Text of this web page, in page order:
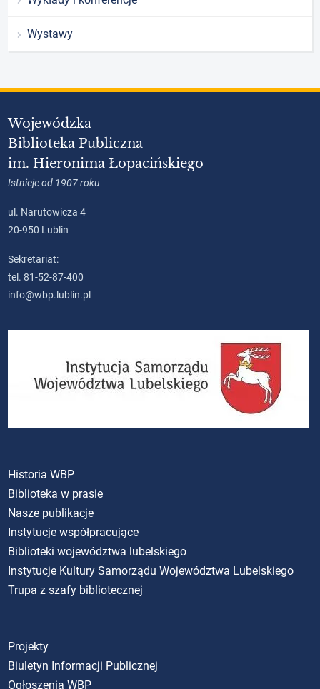
Wystawy
Wojewódzka
Biblioteka Publiczna
im. Hieronima Łopacińskiego
Istnieje od 1907 roku
ul. Narutowicza 4
20-950 Lublin
Sekretariat:
tel. 81-52-87-400
info@wbp.lublin.pl
Historia WBP
Biblioteka w prasie
Nasze publikacje
Instytucje współpracujące
Biblioteki województwa lubelskiego
Instytucje Kultury Samorządu Województwa Lubelskiego
Trupa z szafy bibliotecznej
Projekty
Biuletyn Informacji Publicznej
Ogłoszenia WBP